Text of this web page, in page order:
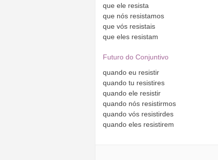
que ele resista
que nós resistamos
que vós resistais
que eles resistam
Futuro do Conjuntivo
quando eu resistir
quando tu resistires
quando ele resistir
quando nós resistirmos
quando vós resistirdes
quando eles resistirem